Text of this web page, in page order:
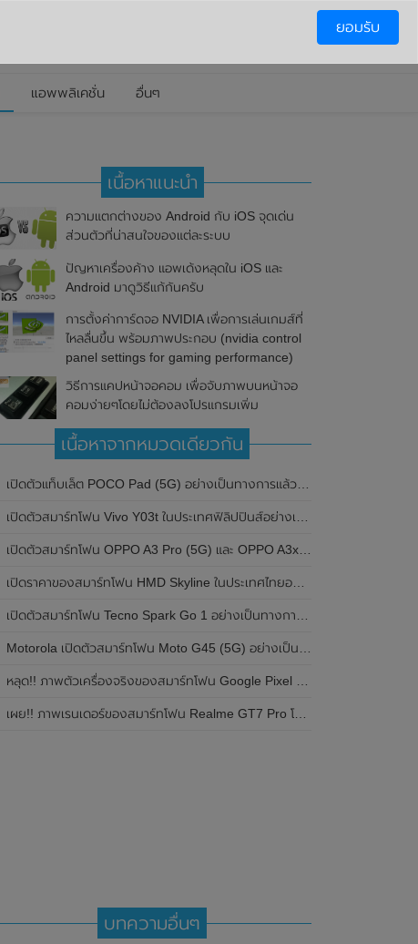
แอพพลิเคชั่น อื่นๆ
เนื้อหาแนะนำ
ความแตกต่างของ Android กับ iOS จุดเด่น
ส่วนตัวที่น่าสนใจของแต่ละระบบ
ปัญหาเครื่องค้าง แอพเด้งหลุดใน iOS และ
Android มาดูวิธีแก้กันครับ
การตั้งค่าการ์ดจอ NVIDIA เพื่อการเล่นเกมส์ที่
ไหลลื่นขึ้น พร้อมภาพประกอบ (nvidia control
panel settings for gaming performance)
วิธีการแคปหน้าจอคอม เพื่อจับภาพบนหน้าจอ
คอมง่ายๆโดยไม่ต้องลงโปรแกรมเพิ่ม
เนื้อหาจากหมวดเดียวกัน
เปิดตัวแท็บเล็ต POCO Pad (5G) อย่างเป็นทางการแล้วในประเทศอินเดีย มาพร้อมชิปเซ็ต Snapdragon 7s Gen 2 ของ Qualcomm และรองรับเครือข่าย 5G
เปิดตัวสมาร์ทโฟน Vivo Y03t ในประเทศฟิลิปปินส์อย่างเป็นทางการแล้ว มาพร้อมชิปเซ็ต Unisoc T612 , กล้องหลัง ความละเอียด 13MP , แบตเตอรี่ 5,000mAh และหน้าจอแสดงผล LCD / 90Hz
เปิดตัวสมาร์ทโฟน OPPO A3 Pro (5G) และ OPPO A3x ในประเทศไทยอย่างเป็นทางการแล้ว ในราคาเริ่มต้นเพียง 3,999 บาท
เปิดราคาของสมาร์ทโฟน HMD Skyline ในประเทศไทยอย่างเป็นทางการแล้ว ราคา 14,990 บาท
เปิดตัวสมาร์ทโฟน Tecno Spark Go 1 อย่างเป็นทางการแล้ว มาพร้อมหน้าจอแสดงผล LCD / 120Hz , แบตเตอรี่ 5,000mAh และใช้ชิปเซ็ต Unisoc
Motorola เปิดตัวสมาร์ทโฟน Moto G45 (5G) อย่างเป็นทางการแล้วในอินเดีย
หลุด!! ภาพตัวเครื่องจริงของสมาร์ทโฟน Google Pixel 9a โชว์ดีไซน์ใหม่ กล้องหลังแบนราบ ไม่มีกรอบของกล้องแล้ว
เผย!! ภาพเรนเดอร์ของสมาร์ทโฟน Realme GT7 Pro โชว์ให้เห็นดีไซน์ใหม่ พร้อมเผยรายละเอียดสเปกที่สำคัญบางส่วน
บทความอื่นๆ
ยอมรับ